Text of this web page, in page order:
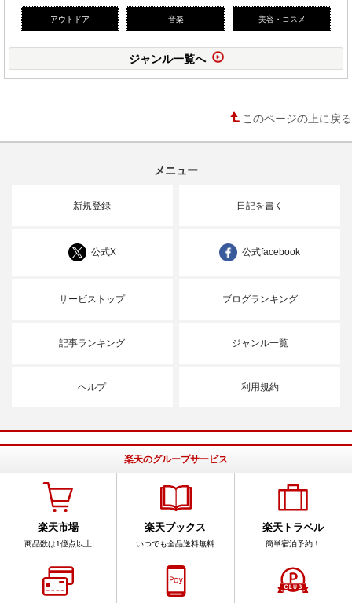
アウトドア 音楽 美容・コスメ
ジャンル一覧へ
このページの上に戻る
メニュー
新規登録 日記を書く
公式X 公式facebook
サービストップ ブログランキング
記事ランキング ジャンル一覧
ヘルプ 利用規約
楽天のグループサービス
楽天市場
商品数は1億点以上
楽天ブックス
いつでも全品送料無料
楽天トラベル
簡単宿泊予約！